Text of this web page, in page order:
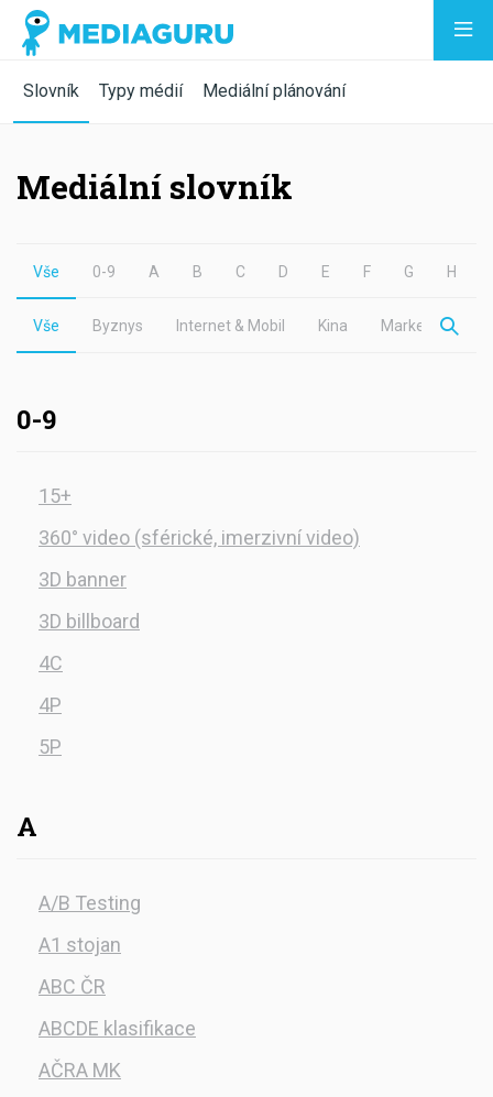
Slovník Typy médií Mediální plánování
Mediální slovník
Vše 0-9 A B C D E F G H
Vše Byznys Internet & Mobil Kina Marketing
0-9
15+
360° video (sférické, imerzivní video)
3D banner
3D billboard
4C
4P
5P
A
A/B Testing
A1 stojan
ABC ČR
ABCDE klasifikace
AČRA MK